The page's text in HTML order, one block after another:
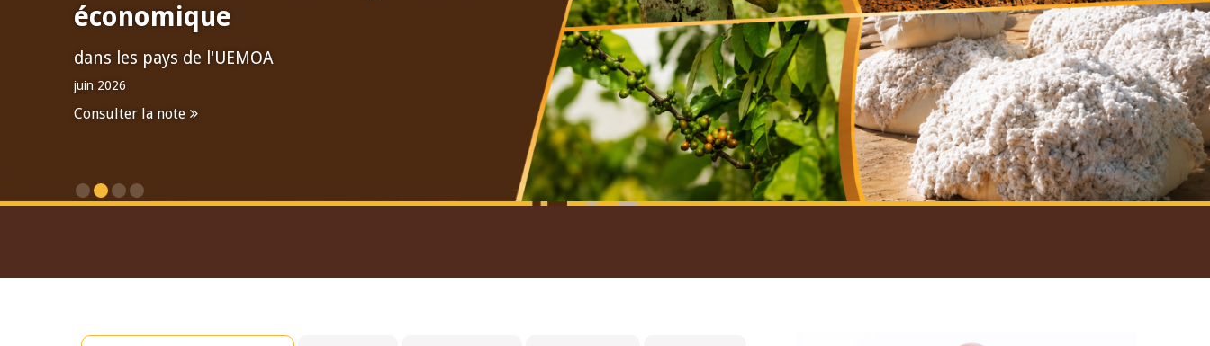
économique
dans les pays de l'UEMOA
juin 2026
Consulter la note